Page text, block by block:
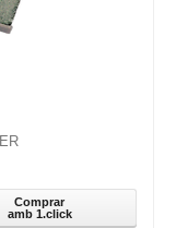
Comprar
amb 1.click